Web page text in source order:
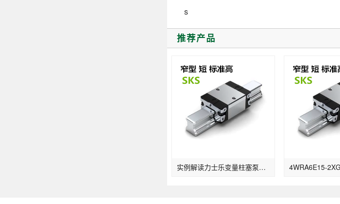
s
推荐产品
实例解读力士乐变量柱塞泵类型中的字母数字的含义